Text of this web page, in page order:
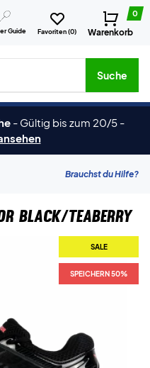
Guide Favoriten (0)
0
Warenkorb
usw.
Suche
- Gültig bis zum 20/5 -
Brauchst du Hilfe?
Black/Teaberry
SALE
SPEICHERN 50%
SALE
SPEICHERN 50%
SALE
SPEICHERN 50%